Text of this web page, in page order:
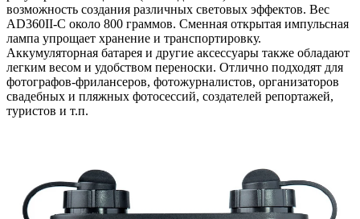
возможность создания различных световых эффектов. Вес
AD360II-С около 800 граммов. Сменная открытая импульсная
лампа упрощает хранение и транспортировку.
Аккумуляторная батарея и другие аксессуары также обладают
легким весом и удобством переноски. Отлично подходят для
фотографов-фрилансеров, фотожурналистов, организаторов
свадебных и пляжных фотосессий, создателей репортажей,
туристов и т.п.